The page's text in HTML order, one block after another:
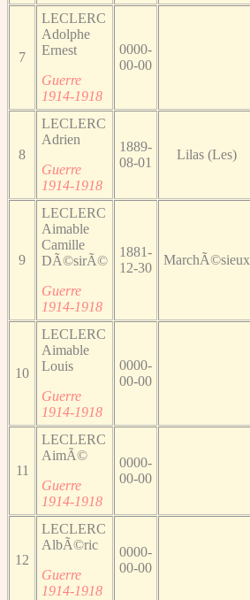
7
LECLERC
Adolphe
Ernest
Guerre
1914-1918
0000-
00-00
8
LECLERC
Adrien
Guerre
1914-1918
1889-
08-01
Lilas (Les)
9
LECLERC
Aimable
Camille
DÃ©sirÃ©
Guerre
1914-1918
1881-
12-30
MarchÃ©sieux
10
LECLERC
Aimable
Louis
Guerre
1914-1918
0000-
00-00
11
LECLERC
AimÃ©
Guerre
1914-1918
0000-
00-00
12
LECLERC
AlbÃ©ric
Guerre
1914-1918
0000-
00-00